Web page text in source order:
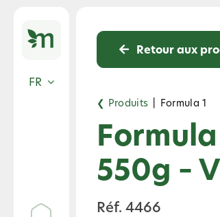
content
FR
Retour aux
❮ Produits Formula 1
550g –
Réf. 4466